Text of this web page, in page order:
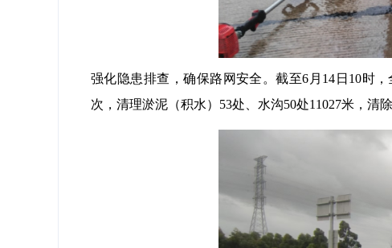
强化隐患排查，确保路网安全。截至6月14日10时
次，清理淤泥（积水）53处、水沟50处11027米，清